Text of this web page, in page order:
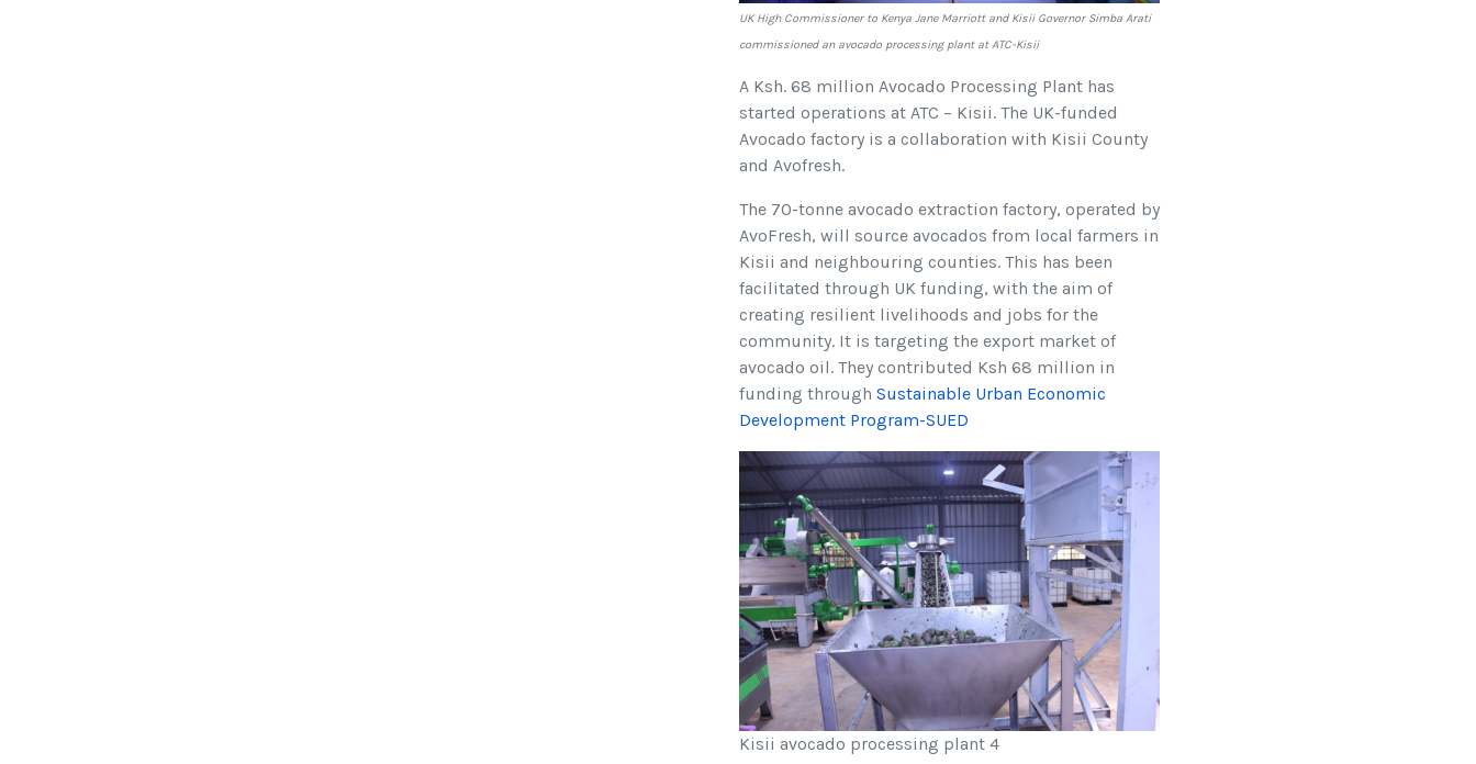
UK High Commissioner to Kenya Jane Marriott and Kisii Governor Simba Arati
commissioned an avocado processing plant at ATC-Kisii
A Ksh. 68 million Avocado Processing Plant has
started operations at ATC – Kisii. The UK-funded
Avocado factory is a collaboration with Kisii County
and Avofresh.
The 70-tonne avocado extraction factory, operated by
AvoFresh, will source avocados from local farmers in
Kisii and neighbouring counties. This has been
facilitated through UK funding, with the aim of
creating resilient livelihoods and jobs for the
community. It is targeting the export market of
avocado oil. They contributed Ksh 68 million in
funding through Sustainable Urban Economic
Development Program-SUED
Kisii avocado processing plant 4